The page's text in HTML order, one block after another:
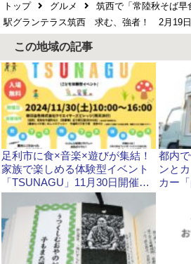
トップ グルメ
筑西で「常陸秋そば
駅グランテラス筑西 求む、強者！ 2月19
この地域の記事
足利市に食×音楽×遊びが集結！
家族で楽しめる体験型イベント
「TSUNAGU」11月30日開催で
す
都内
ンと
カー「